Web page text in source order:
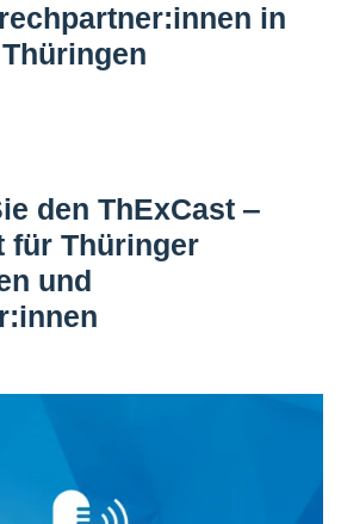
in
Thüringen
den ThExCast ‒
für Thüringer
und